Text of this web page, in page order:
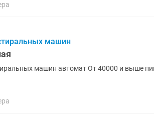
машин
машин автомат От 40000 и выше